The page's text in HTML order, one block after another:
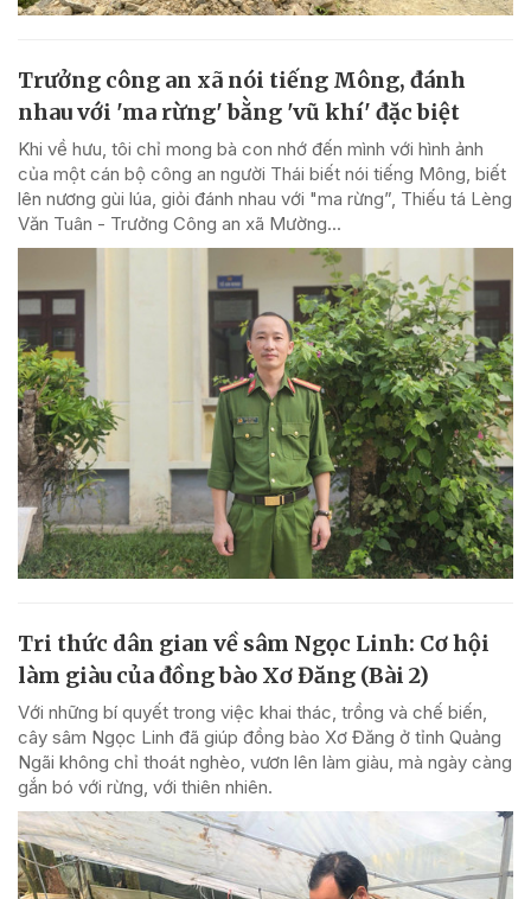
Trưởng công an xã nói tiếng Mông, đánh
nhau với 'ma rừng' bằng 'vũ khí' đặc biệt
Khi về hưu, tôi chỉ mong bà con nhớ đến mình với hình ảnh
của một cán bộ công an người Thái biết nói tiếng Mông, biết
lên nương gùi lúa, giỏi đánh nhau với "ma rừng”, Thiếu tá Lèng
Văn Tuân - Trưởng Công an xã Mường...
Tri thức dân gian về sâm Ngọc Linh: Cơ hội
làm giàu của đồng bào Xơ Đăng (Bài 2)
Với những bí quyết trong việc khai thác, trồng và chế biến,
cây sâm Ngọc Linh đã giúp đồng bào Xơ Đăng ở tỉnh Quảng
Ngãi không chỉ thoát nghèo, vươn lên làm giàu, mà ngày càng
gắn bó với rừng, với thiên nhiên.